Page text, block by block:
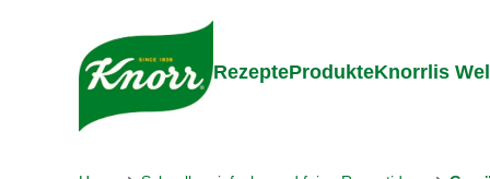
Gehe zu:
RezepteProdukteKnorrlis